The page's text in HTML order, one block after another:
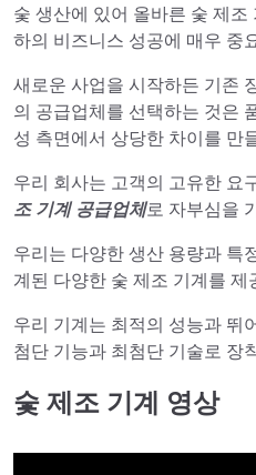
숯 생산에 있어 올바른 숯 제
하의 비즈니스 성공에 매우 중
새로운 사업을 시작하든 기존
의 공급업체를 선택하는 것은
성 측면에서 상당한 차이를 만
우리 회사는 고객의 고유한 요
조 기계 공급업체로 자부심을
우리는 다양한 생산 용량과 특
계된 다양한 숯 제조 기계를 제
우리 기계는 최적의 성능과 뛰
첨단 기능과 최첨단 기술로 장
숯 제조 기계 영상